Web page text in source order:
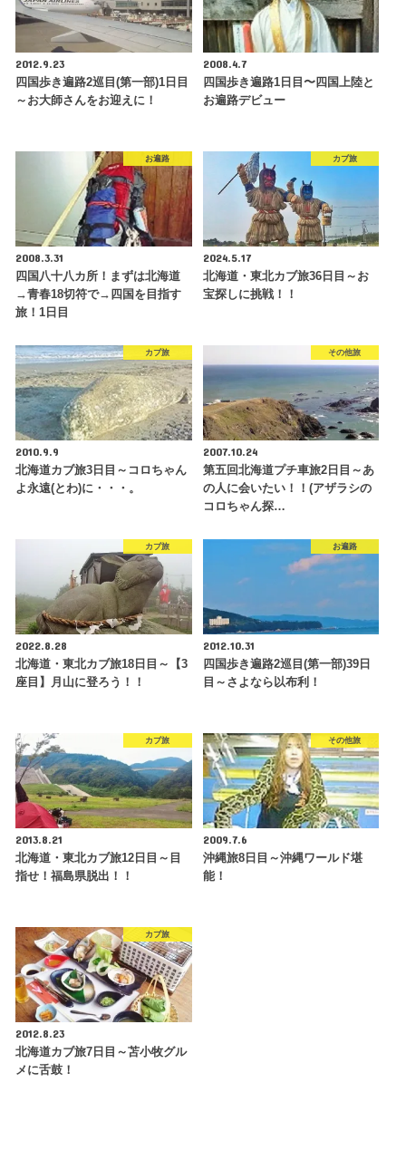
2012.9.23
四国歩き遍路2巡目(第一部)1日目
～お大師さんをお迎えに！
2008.4.7
四国歩き遍路1日目〜四国上陸と
お遍路デビュー
お遍路
2008.3.31
四国八十八カ所！まずは北海道
→青春18切符で→四国を目指す
旅！1日目
カブ旅
2024.5.17
北海道・東北カブ旅36日目～お
宝探しに挑戦！！
カブ旅
2010.9.9
北海道カブ旅3日目～コロちゃん
よ永遠(とわ)に・・・。
その他旅
2007.10.24
第五回北海道プチ車旅2日目～あ
の人に会いたい！！(アザラシの
コロちゃん探…
カブ旅
2022.8.28
北海道・東北カブ旅18日目～【3
座目】月山に登ろう！！
お遍路
2012.10.31
四国歩き遍路2巡目(第一部)39日
目～さよなら以布利！
カブ旅
2013.8.21
北海道・東北カブ旅12日目～目
指せ！福島県脱出！！
その他旅
2009.7.6
沖縄旅8日目～沖縄ワールド堪
能！
カブ旅
2012.8.23
北海道カブ旅7日目～苫小牧グル
メに舌鼓！